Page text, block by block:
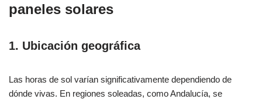
paneles solares
1. Ubicación geográfica
Las horas de sol varían significativamente dependiendo de
dónde vivas. En regiones soleadas, como Andalucía, se